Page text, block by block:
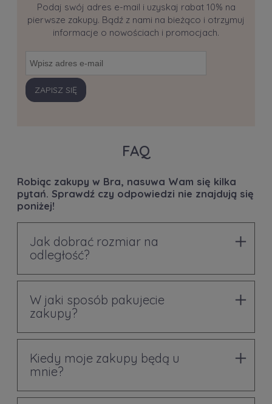
Podaj swój adres e-mail i uzyskaj rabat 10% na
pierwsze zakupy. Bądź z nami na bieżąco i otrzymuj
informacje o nowościach i promocjach.
ZAPISZ SIĘ
FAQ
Robiąc zakupy w Bra, nasuwa Wam się kilka
pytań. Sprawdź czy odpowiedzi nie znajdują się
poniżej!
Jak dobrać rozmiar na
odległość?
W jaki sposób pakujecie
zakupy?
Kiedy moje zakupy będą u
mnie?